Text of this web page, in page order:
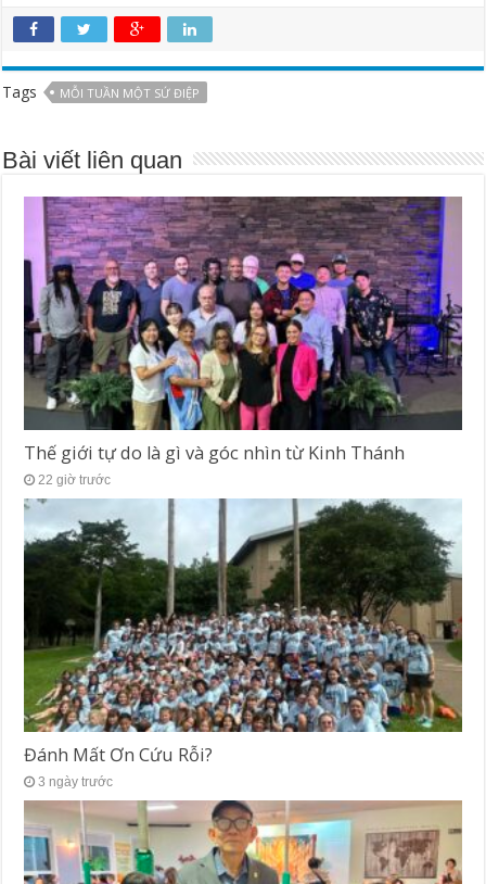
Tags MỖI TUẦN MỘT SỨ ĐIỆP
Bài viết liên quan
Thế giới tự do là gì và góc nhìn từ Kinh Thánh
22 giờ trước
Đánh Mất Ơn Cứu Rỗi?
3 ngày trước